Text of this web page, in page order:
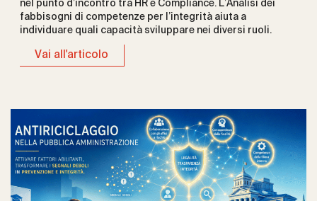
nel punto d’incontro tra HR e Compliance. L’Analisi dei
fabbisogni di competenze per l’integrità aiuta a
individuare quali capacità sviluppare nei diversi ruoli.
Vai all'articolo